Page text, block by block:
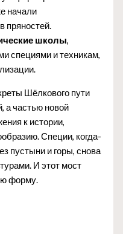
начали
пряностей.
школы,
специями и техникам,
Шёлкового пути
а частью новой
к истории,
Специи, когда-
пустыни и горы, снова
И этот мост
форму.